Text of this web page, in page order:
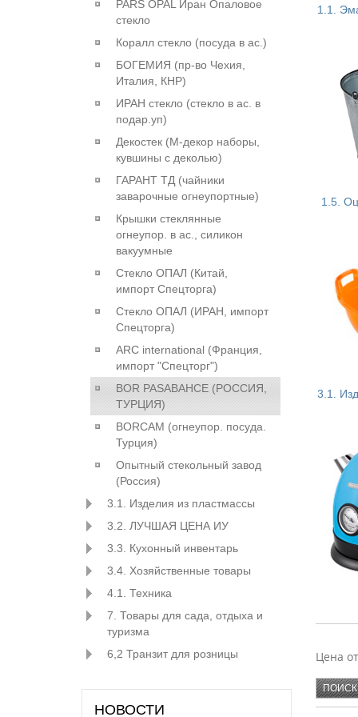
PARS OPAL Иран Опаловое
стекло
Коралл стекло (посуда в ас.)
БОГЕМИЯ (пр-во Чехия,
Италия, КНР)
ИРАН стекло (стекло в ас. в
подар.уп)
Декостек (М-декор наборы,
кувшины с деколью)
ГАРАНТ ТД (чайники
заварочные огнеупортные)
Крышки стеклянные
огнеупор. в ас., силикон
вакуумные
Стекло ОПАЛ (Китай,
импорт Спецторга)
Стекло ОПАЛ (ИРАН, импорт
Спецторга)
ARC international (Франция,
импорт "Спецторг")
BOR PASABAHCE (РОСCИЯ,
ТУРЦИЯ)
BORCAM (огнеупор. посуда.
Турция)
Опытный стекольный завод
(Россия)
3.1. Изделия из пластмассы
3.2. ЛУЧШАЯ ЦЕНА ИУ
3.3. Кухонный инвентарь
3.4. Хозяйственные товары
4.1. Техника
7. Товары для сада, отдыха и
туризма
6,2 Транзит для розницы
НОВОСТИ
1.1.
1.5.
3.1.
Цена от